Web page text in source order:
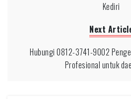
Kediri
Next
Hubungi 0812-3741-9002
Profesional untuk